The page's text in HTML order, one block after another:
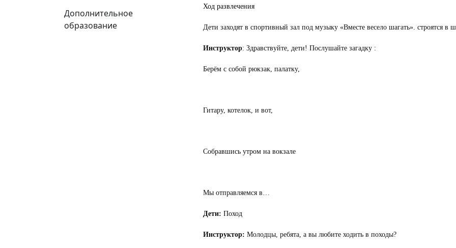
Дополнительное
образование
Ход развлечения
Дети заходят в спортивный зал под музыку «Вместе весело шагать». строятся в
Инструктор: Здравствуйте, дети! Послушайте загадку :
Берём с собой рюкзак, палатку,
Гитару, котелок, и вот,
Собравшись утром на вокзале
Мы отправляемся в…
Дети: Поход
Инструктор: Молодцы, ребята, а вы любите ходить в походы?